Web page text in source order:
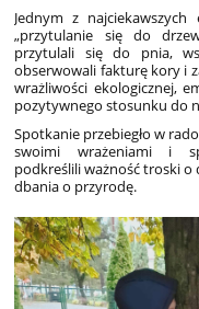
Jednym z
„przytulanie się do
przytulali się do pnia,
obserwowali fakturę kory i
wrażliwości ekologicznej,
pozytywnego stosunku do
Spotkanie przebiegło w
swoimi wrażeniami i
podkreślili ważność troski o
dbania o przyrodę.